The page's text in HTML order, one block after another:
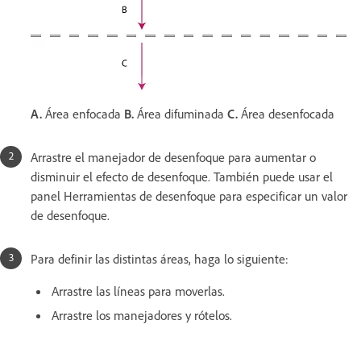
A. Área enfocada B. Área difuminada C. Área desenfocada
Arrastre el manejador de desenfoque para aumentar o
disminuir el efecto de desenfoque. También puede usar el
panel Herramientas de desenfoque para especificar un valor
de desenfoque.
Para definir las distintas áreas, haga lo siguiente:
Arrastre las líneas para moverlas.
Arrastre los manejadores y rótelos.